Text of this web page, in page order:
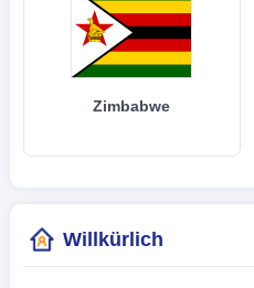
Zimbabwe
Willkürlich